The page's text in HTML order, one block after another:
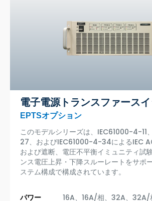
電子電源トランスファース
EPTSオプション
このモデルシリーズは、IEC61000-4-
27、およびIEC61000-4-34によるIEC
および遮断、電圧不平衡イミュニティ試
ンス電圧上昇・下降スルーレートをサポ
ステム構成で構成されています。
パワー 16A、16A/相、32A、